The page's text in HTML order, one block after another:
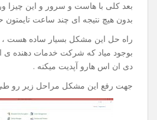
این راه حل بیشتر به درد دوستانی
سرور دارن !
address could not be found !!!
بعد کلی با هاست و سرور و این چیزا
بدون هیچ نتیجه ای چند ساعت تایمتون